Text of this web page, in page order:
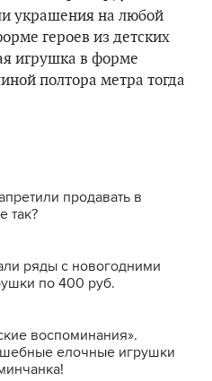
украшения на любой
героев из детских
игрушка в форме
полтора метра тогда
продавать в
так?
ряды с новогодними
по 400 руб.
воспоминания».
елочные игрушки